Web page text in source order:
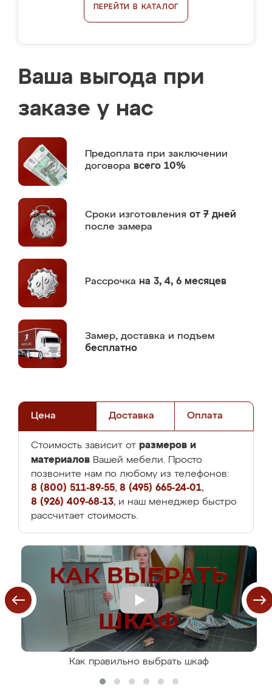
ПЕРЕЙТИ В КАТАЛОГ
Ваша выгода при
заказе у нас
Предоплата при заключении
договора всего 10%
Сроки изготовления от 7 дней
после замера
Рассрочка на 3, 4, 6 месяцев
Замер, доставка и подъем
бесплатно
Цена Доставка Оплата
Стоимость зависит от размеров и
материалов Вашей мебели. Просто
позвоните нам по любому из телефонов:
8 (800) 511-89-55, 8 (495) 665-24-01,
8 (926) 409-68-13, и наш менеджер быстро
рассчитает стоимость.
Как правильно выбрать шкаф